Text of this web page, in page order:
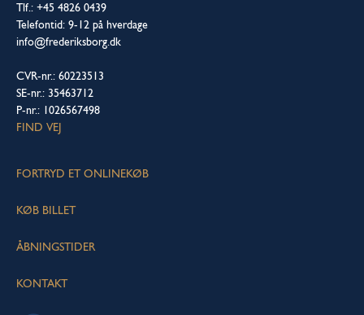
Tlf.: +45 4826 0439
Telefontid: 9-12 på hverdage
info@frederiksborg.dk
CVR-nr.: 60223513
SE-nr.: 35463712
P-nr.: 1026567498
FIND VEJ
FORTRYD ET ONLINEKØB
KØB BILLET
ÅBNINGSTIDER
KONTAKT